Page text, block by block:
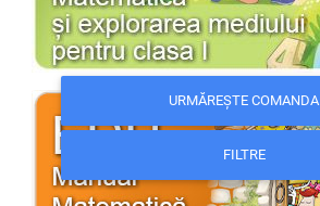
URMĂREȘTE COMANDA
FILTRE